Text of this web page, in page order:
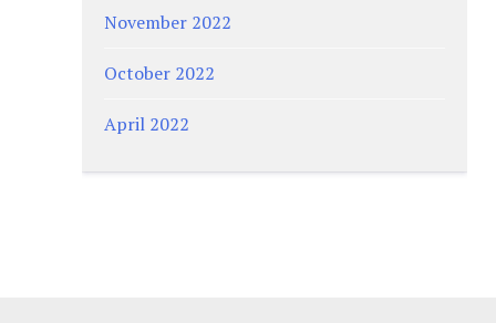
November 2022
October 2022
April 2022